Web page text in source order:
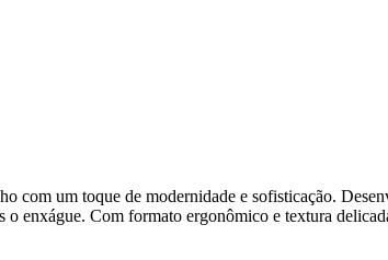
com um toque de modernidade e sofisticação.
enxágue. Com formato ergonômico e textura